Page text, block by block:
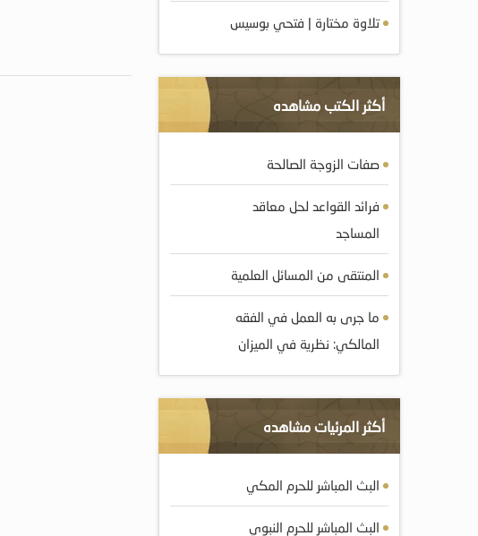
تلاوة مختارة | فتحي بوسيس
أكثر الكتب مشاهده
صفات الزوجة الصالحة
فرائد القواعد لحل معاقد
المساجد
المنتقى من المسائل العلمية
ما جرى به العمل في الفقه
المالكي: نظرية في الميزان
أكثر المرئيات مشاهده
البث المباشر للحرم المكي
البث المباشر للحرم النبوي